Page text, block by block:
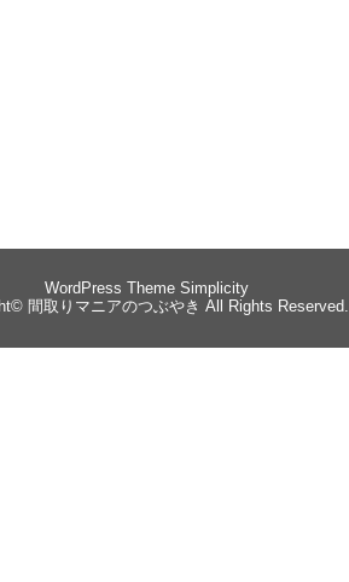
WordPress Theme Simplicity
間取りマニアのつぶやき All Rights Reserved.